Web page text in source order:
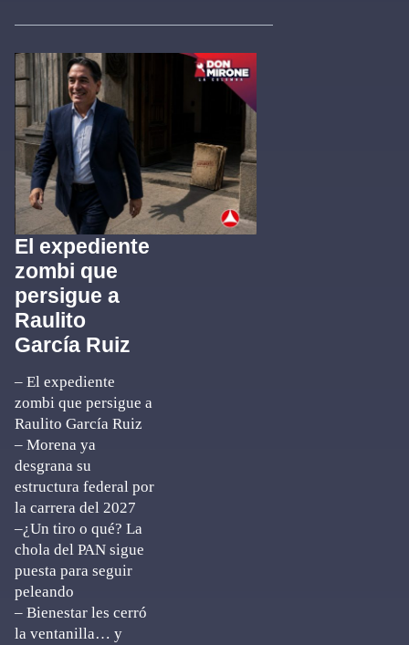
El expediente
zombi que
persigue a
Raulito
García Ruiz
– El expediente
zombi que persigue a
Raulito García Ruiz
– Morena ya
desgrana su
estructura federal por
la carrera del 2027
–¿Un tiro o qué? La
chola del PAN sigue
puesta para seguir
peleando
– Bienestar les cerró
la ventanilla… y